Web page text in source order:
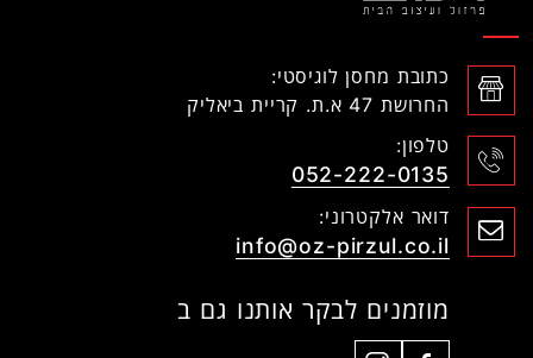
כתובת מחסן לוגיסטי:
החרושת 47 א.ת. קריית ביאליק
טלפון:
052-222-0135
דואר אלקטרוני:
info@oz-pirzul.co.il
מוזמנים לבקר אותנו גם ב